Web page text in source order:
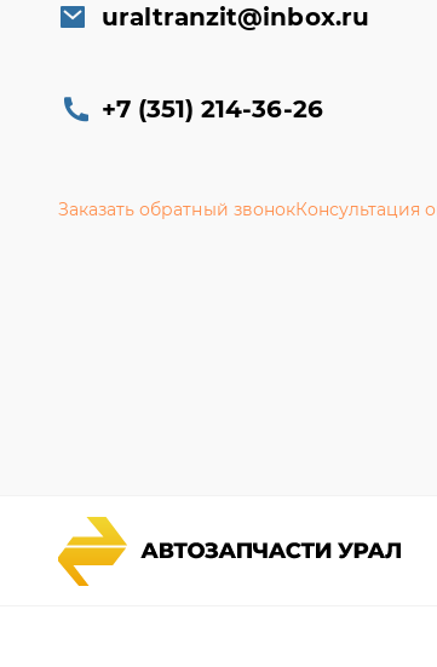
uraltranzit@inbox.ru
+7 (351) 214-36-26
Заказать обратный звонокКонсультация
Каталог запчастей